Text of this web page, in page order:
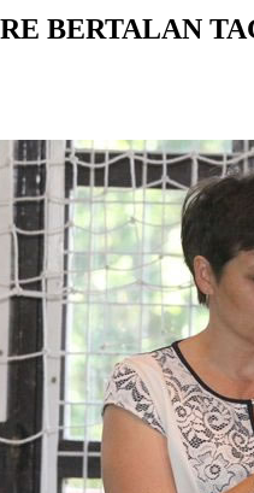
BERTALAN